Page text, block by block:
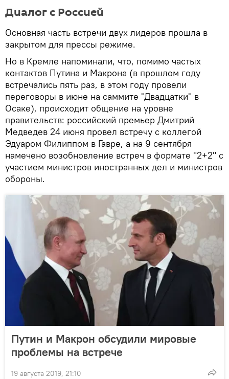
Диалог с Россией
Основная часть встречи двух лидеров прошла в
закрытом для прессы режиме.
Но в Кремле напоминали, что, помимо частых
контактов Путина и Макрона (в прошлом году
встречались пять раз, в этом году провели
переговоры в июне на саммите "Двадцатки" в
Осаке), происходит общение на уровне
правительств: российский премьер Дмитрий
Медведев 24 июня провел встречу с коллегой
Эдуаром Филиппом в Гавре, а на 9 сентября
намечено возобновление встреч в формате "2+2" с
участием министров иностранных дел и министров
обороны.
Путин и Макрон обсудили мировые
проблемы на встрече
19 августа 2019, 21:10